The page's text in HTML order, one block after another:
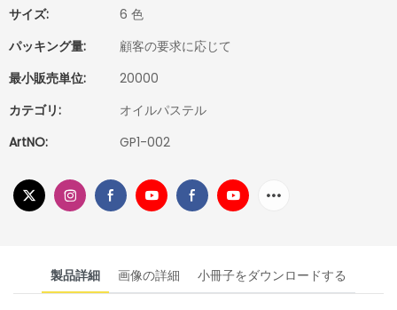
サイズ:
6 色
パッキング量:
顧客の要求に応じて
最小販売単位:
20000
カテゴリ:
オイルパステル
ArtNO:
GP1-002
製品詳細 画像の詳細 小冊子をダウンロードする